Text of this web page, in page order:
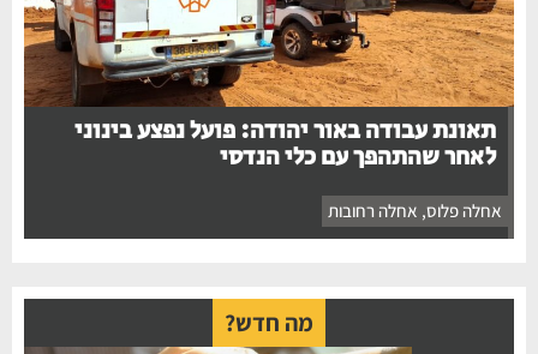
תאונת עבודה באור יהודה: פועל נפצע בינוני
לאחר שהתהפך עם כלי הנדסי
אחלה פלוס, אחלה רחובות
מה חדש?